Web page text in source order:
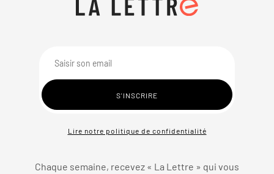
Lire notre politique de confidentialité
Chaque semaine, recevez « La Lettre » qui vous